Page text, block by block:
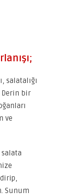
salatalığı
Derin bir
ve
salata
Sunum